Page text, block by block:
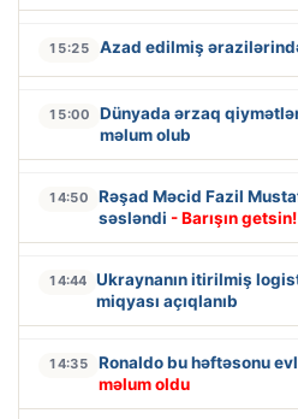
15:25 Azad edilmiş
15:00
Dünyada ərzaq
məlum olub
14:50
Rəşad Məcid Fazil
səsləndi - Barışın getsin!
14:44 Ukraynanın itirilmiş
miqyası açıqlanıb
14:35 Ronaldo bu həftəsonu
məlum oldu